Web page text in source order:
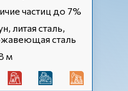
частиц до 7%
литая сталь,
сталь
м